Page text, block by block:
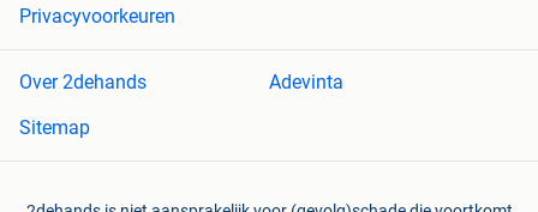
Privacyvoorkeuren
Over 2dehands
Adevinta
Sitemap